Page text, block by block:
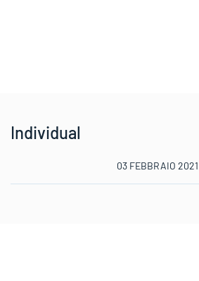
Individual
03 FEBBRAIO 2021